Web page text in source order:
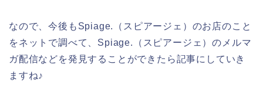
なので、今後もSpiage.（スピアージェ）のお店のこと
をネットで調べて、Spiage.（スピアージェ）のメルマ
ガ配信などを発見することができたら記事にしていき
ますね♪